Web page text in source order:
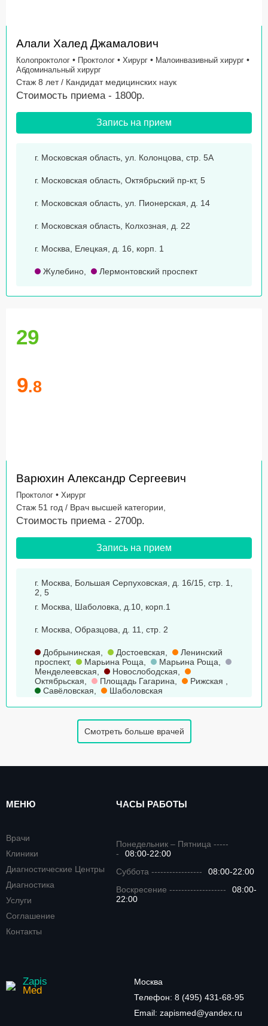
Алали Халед Джамалович
Колопроктолог • Проктолог • Хирург • Малоинвазивный хирург •
Абдоминальный хирург
Стаж 8 лет / Кандидат медицинских наук
Стоимость приема - 1800р.
Запись на прием
г. Московская область, ул. Колонцова, стр. 5А
г. Московская область, Октябрьский пр-кт, 5
г. Московская область, ул. Пионерская, д. 14
г. Московская область, Колхозная, д. 22
г. Москва, Елецкая, д. 16, корп. 1
Жулебино Лермонтовский проспект
29
9.8
Варюхин Александр Сергеевич
Проктолог • Хирург
Стаж 51 год / Врач высшей категории,
Стоимость приема - 2700р.
Запись на прием
г. Москва, Большая Серпуховская, д. 16/15, стр. 1,
2, 5
г. Москва, Шаболовка, д.10, корп.1
г. Москва, Образцова, д. 11, стр. 2
Добрынинская Достоевская
Ленинский
проспект, Марьина Роща Марьина Роща
Менделеевская
Новослободская
Октябрьская
Площадь Гагарина Рижская
Савёловская
Шаболовская
Смотреть больше врачей
МЕНЮ
Врачи
Клиники
Диагностические Центры
Диагностика
Услуги
Соглашение
Контакты
ЧАСЫ РАБОТЫ
Понедельник – Пятница -----
-
08:00-22:00
Суббота -----------------
08:00-22:00
Воскресение -------------------
08:00-
22:00
Zapis
Med
Москва
Телефон: 8 (495) 431-68-95
Email: zapismed@yandex.ru